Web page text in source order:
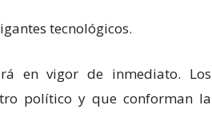
tecnológicos.
en vigor de inmediato. Los
político y que conforman la